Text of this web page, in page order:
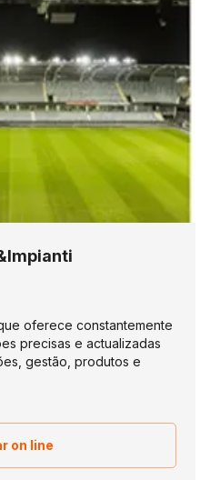
oferece constantemente
precisas e actualizadas
gestão, produtos e
on line